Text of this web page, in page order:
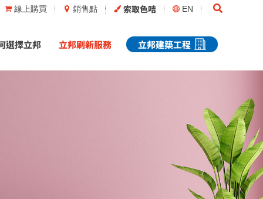
線上購買 銷售點 索取色咭 EN Search
選擇立邦 立邦刷新服務 立邦建築工程